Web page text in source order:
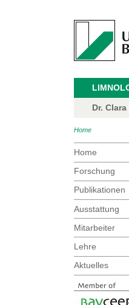
Dr.
Home
Home
Forschung
Publikationen
Ausstattung
Mitarbeiter
Lehre
Aktuelles